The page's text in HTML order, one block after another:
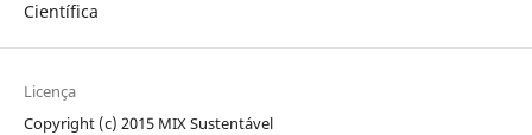
Científica
Licença
Copyright (c) 2015 MIX Sustentável